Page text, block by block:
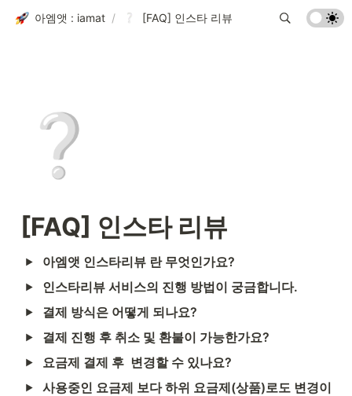
아엠앳 : iamat / [FAQ] 인스타 리뷰
❔
[FAQ] 인스타 리뷰
아엠앳 인스타리뷰 란 무엇인가요?
인스타리뷰 서비스의 진행 방법이 궁금합니다.
결제 방식은 어떻게 되나요?
결제 진행 후 취소 및 환불이 가능한가요?
요금제 결제 후  변경할 수 있나요?
사용중인 요금제 보다 하위 요금제(상품)로도 변경이